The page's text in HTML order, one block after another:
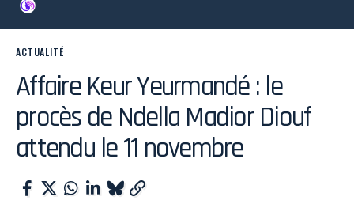
ACTUALITÉ
Affaire Keur Yeurmandé : le
procès de Ndella Madior Diouf
attendu le 11 novembre